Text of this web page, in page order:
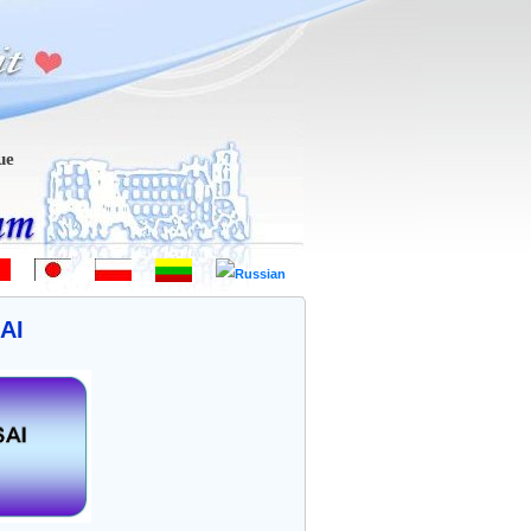
vindo - Hoş geldiniz! - 欢迎 - ようこそ - Witamy - Sveiki atvykę